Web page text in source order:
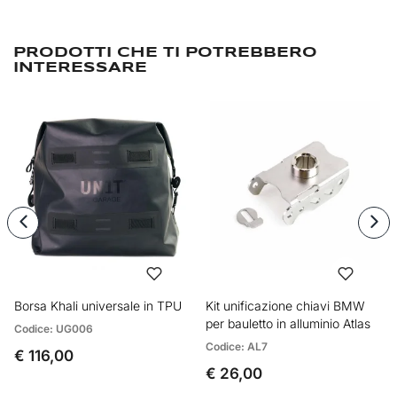
PRODOTTI CHE TI POTREBBERO
INTERESSARE
Borsa Khali universale in TPU
Codice: UG006
€ 116,00
Kit unificazione chiavi BMW
per bauletto in alluminio Atlas
Codice: AL7
€ 26,00